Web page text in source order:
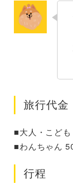
旅行代金
■大人・こど
■わんちゃん
行程